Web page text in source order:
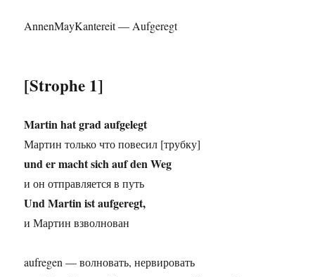
AnnenMayKantereit — Aufgeregt
[Strophe 1]
Martin hat grad aufgelegt
Мартин только что повесил [трубку]
und er macht sich auf den Weg
и он отправляется в путь
Und Martin ist aufgeregt,
и Мартин взволнован
aufregen — волновать, нервировать